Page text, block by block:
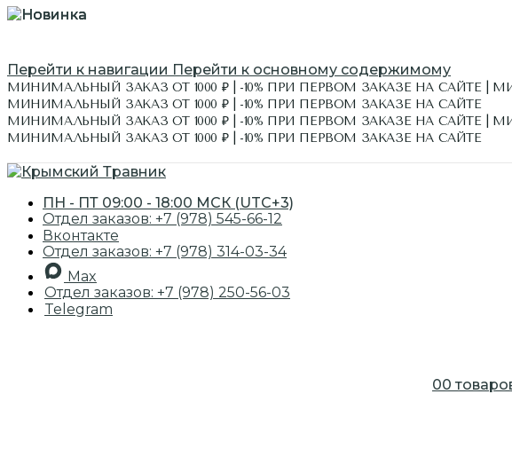
Перейти к навигации Перейти к основному содержимому
МИНИМАЛЬНЫЙ ЗАКАЗ ОТ 1000 ₽ | -10% ПРИ ПЕРВОМ ЗАКАЗЕ НА САЙТЕ |
МИНИМАЛЬНЫЙ ЗАКАЗ ОТ 1000 ₽ | -10% ПРИ ПЕРВОМ ЗАКАЗЕ НА САЙТЕ
МИНИМАЛЬНЫЙ ЗАКАЗ ОТ 1000 ₽ | -10% ПРИ ПЕРВОМ ЗАКАЗЕ НА САЙТЕ |
МИНИМАЛЬНЫЙ ЗАКАЗ ОТ 1000 ₽ | -10% ПРИ ПЕРВОМ ЗАКАЗЕ НА САЙТЕ
ПН - ПТ 09:00 - 18:00 МСК (UTC+3)
Отдел заказов: +7 (978) 545-66-12
Вконтакте
Отдел заказов: +7 (978) 314-03-34
Max
Отдел заказов: +7 (978) 250-56-03
Telegram
00